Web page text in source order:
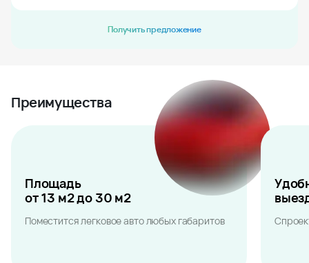
Получить предложение
Преимущества
Площадь
от 13 м2 до 30 м2
Поместится легковое авто любых габаритов